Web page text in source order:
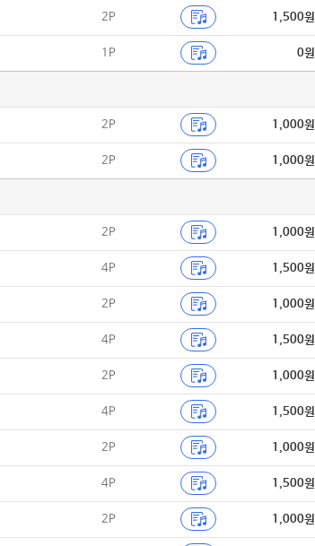
2P 1,500원
1P 0원
2P 1,000원
2P 1,000원
2P 1,000원
4P 1,500원
2P 1,000원
4P 1,500원
2P 1,000원
4P 1,500원
2P 1,000원
4P 1,500원
2P 1,000원